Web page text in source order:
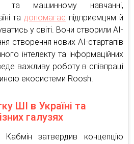
та машинному навчанні,
тадопомагає підприємцям й
у світі. Вони створили AI-
створення нових AI-стартапів
інтелекту та інформаційних
важливу роботу в співпраці
екосистеми Roosh.
ШІ в Україні та
галузях
затвердив концепцію